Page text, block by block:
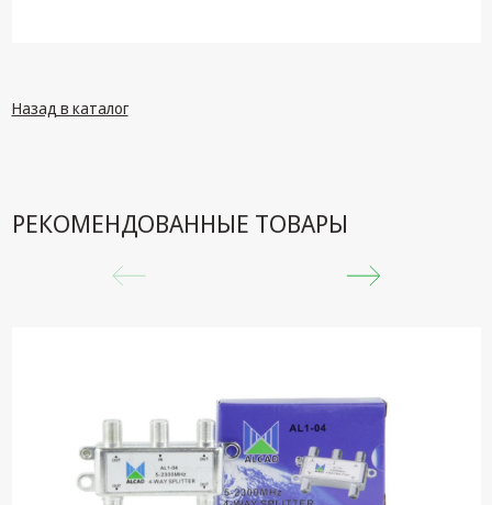
Назад в каталог
РЕКОМЕНДОВАННЫЕ ТОВАРЫ